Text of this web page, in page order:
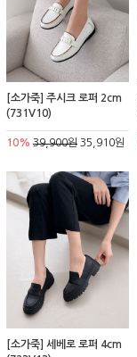
[소가죽] 주시크 로퍼 2cm
(731V10)
10% 39,900원 35,910원
[소가죽] 세베로 로퍼 4cm